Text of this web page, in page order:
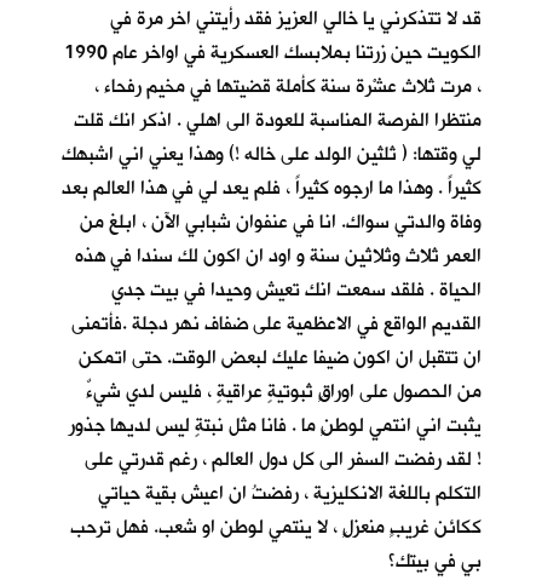
قد لا تتذكرني يا خالي العزيز فقد رأيتني اخر مرة في
الكويت حين زرتنا بملابسك العسكرية في اواخر عام 1990
، مرت ثلاث عشْرة سنة كأملة قضيتها في مخيم رفحاء ،
منتظرا الفرصة المناسبة للعودة الى اهلي . اذكر انك قلت
لي وقتها: ( ثلثين الولد على خاله !) وهذا يعني اني اشبهك
كثيراً . وهذا ما ارجوه كثيراً ، فلم يعد لي في هذا العالم بعد
وفاة والدتي سواك. انا في عنفوان شبابي الآن ، ابلغ من
العمر ثلاث وثلاثين سنة و اود ان اكون لك سندا في هذه
الحياة . فلقد سمعت انك تعيش وحيدا في بيت جدي
القديم الواقع في الاعظمية على ضفاف نهر دجلة .فأتمنى
ان تتقبل ان اكون ضيفا عليك لبعض الوقت. حتى اتمكن
من الحصول على اوراقٍ ثبوتيةٍ عراقيةٍ ، فليس لدي شيءٌ
يثبت اني انتمي لوطنٍ ما . فانا مثل نبتةٍ ليس لديها جذور
! لقد رفضت السفر الى كل دول العالم ، رغم قدرتي على
التكلم باللغة الانكليزية ، رفضتُ ان اعيش بقية حياتي
ككائن غريبٍ منعزلٍ ، لا ينتمي لوطن او شعب. فهل ترحب
بي في بيتك؟